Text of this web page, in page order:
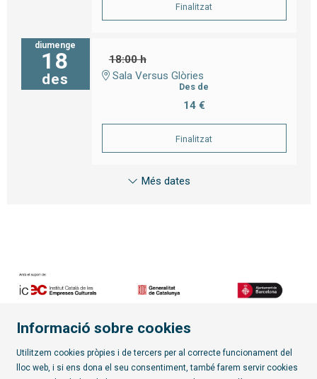
Finalitzat
diumenge
18
des
18:00 h
Sala Versus Glòries
Des de
14 €
Finalitzat
Més dates
Diapositiva 2 de 7
Informació sobre cookies
Utilitzem cookies pròpies i de tercers per al correcte funcionament del
lloc web, i si ens dona el seu consentiment, també farem servir cookies